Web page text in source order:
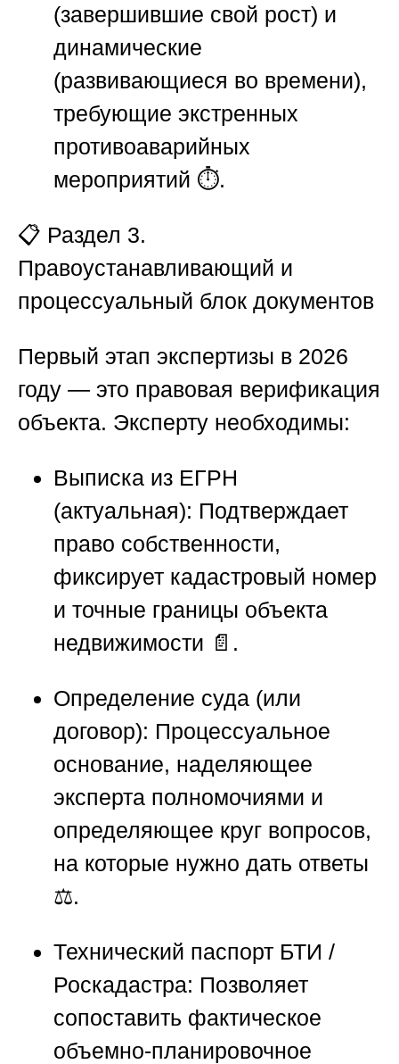
(завершившие свой рост) и
динамические
(развивающиеся во времени),
требующие экстренных
противоаварийных
мероприятий ⏱️.
📋 Раздел 3.
Правоустанавливающий и
процессуальный блок документов
Первый этап экспертизы в 2026
году — это правовая верификация
объекта. Эксперту необходимы:
Выписка из ЕГРН
(актуальная): Подтверждает
право собственности,
фиксирует кадастровый номер
и точные границы объекта
недвижимости 📄.
Определение суда (или
договор): Процессуальное
основание, наделяющее
эксперта полномочиями и
определяющее круг вопросов,
на которые нужно дать ответы
⚖️.
Технический паспорт БТИ /
Роскадастра: Позволяет
сопоставить фактическое
объемно-планировочное